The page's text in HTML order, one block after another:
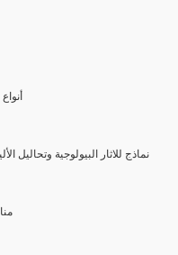
(5)
3- نماذج للاثار البيولوجية وتحاليل